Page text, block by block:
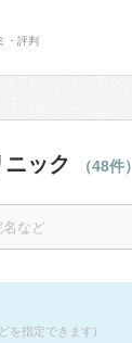
・評判
ック （48件）
を指定できます)